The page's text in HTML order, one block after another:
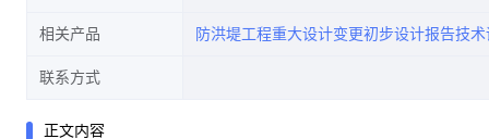
相关产品 防洪堤工程重大设计变更初步设计报告技术
联系方式
正文内容